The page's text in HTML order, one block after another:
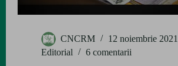
CNCRM
12 noiembrie 2021
Editorial
6 comentarii